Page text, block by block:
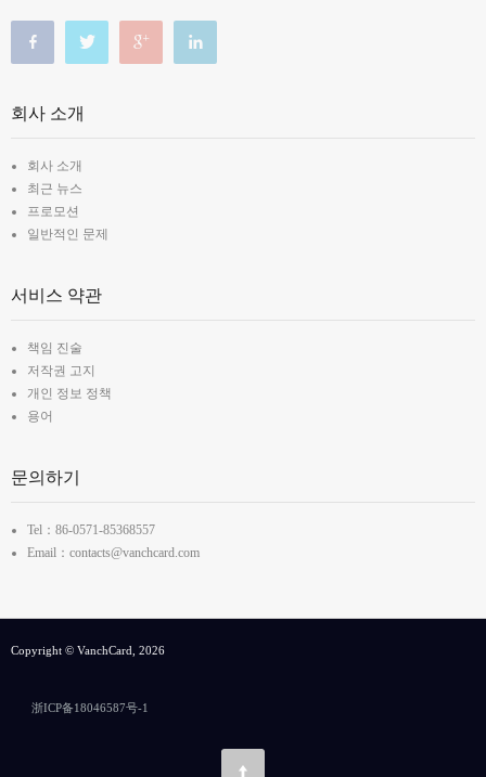
회사 소개
회사 소개
최근 뉴스
프로모션
일반적인 문제
서비스 약관
책임 진술
저작권 고지
개인 정보 정책
용어
문의하기
Tel：86-0571-85368557
Email：contacts@vanchcard.com
Copyright © VanchCard, 2026
浙ICP备18046587号-1